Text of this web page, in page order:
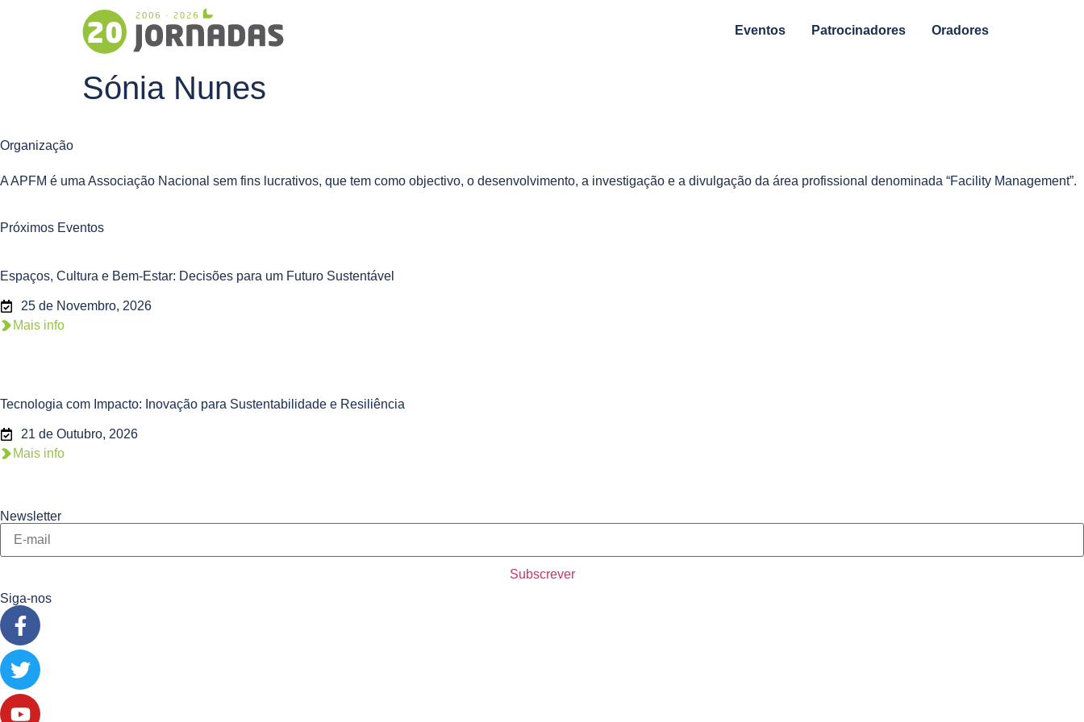
Eventos Patrocinadores Oradores
Sónia Nunes
Organização
A APFM é uma Associação Nacional sem fins lucrativos, que tem como objectivo, o desenvolvimento, a investigação e a divulgação da área profissional denominada “Facility Management”.
Próximos Eventos
Espaços, Cultura e Bem-Estar: Decisões para um Futuro Sustentável
25 de Novembro, 2026
Mais info
Tecnologia com Impacto: Inovação para Sustentabilidade e Resiliência
21 de Outubro, 2026
Mais info
Newsletter
Siga-nos